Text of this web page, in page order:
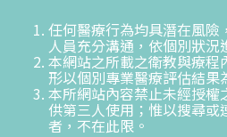
任何醫療行為均具潛在風
人員充分溝通，依個別狀況
本網站之所載之衛教與療
形以個別專業醫療評估結果
本所網站內容禁止未經授
供第三人使用；惟以搜尋
者，不在此限。